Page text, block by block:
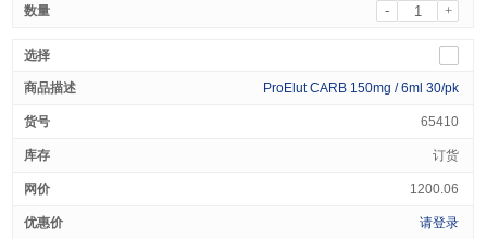
- +
ProElut CARB 150mg / 6ml 30/pk
65410
订货
1200.06
请登录